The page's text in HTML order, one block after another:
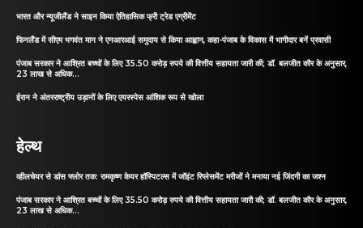
भारत और न्यूजीलैंड ने साइन किया ऐतिहासिक फ्री ट्रेड एग्रीमेंट
फिनलैंड में सीएम भगवंत मान ने एनआरआई समुदाय से किया आह्वान, कहा-पंजाब के विकास में भागीदार बनें प्रवासी
पंजाब सरकार ने आश्रित बच्चों के लिए 35.50 करोड़ रुपये की वित्तीय सहायता जारी की; डॉ. बलजीत कौर के अनुसार,
23 लाख से अधिक...
ईरान ने अंतरराष्ट्रीय उड़ानों के लिए एयरस्पेस आंशिक रूप से खोला
हेल्थ
व्हीलचेयर से डांस फ्लोर तक: रामकृष्ण केयर हॉस्पिटल्स में जॉइंट रिप्लेसमेंट मरीजों ने मनाया नई जिंदगी का जश्न
पंजाब सरकार ने आश्रित बच्चों के लिए 35.50 करोड़ रुपये की वित्तीय सहायता जारी की; डॉ. बलजीत कौर के अनुसार,
23 लाख से अधिक...